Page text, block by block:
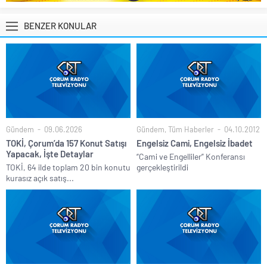
BENZER KONULAR
Gündem 09.06.2026
TOKİ, Çorum’da 157 Konut Satışı
Yapacak, İşte Detaylar
TOKİ, 64 ilde toplam 20 bin konutu
kurasız açık satış...
Gündem, Tüm Haberler 04.10.2012
Engelsiz Cami, Engelsiz İbadet
“Cami ve Engelliler” Konferansı
gerçekleştirildi